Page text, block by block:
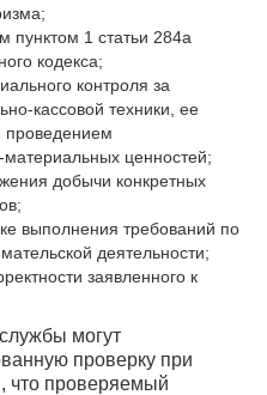
пунктом 1 статьи 284a
кодекса;
контроля за
кассовой техники, ее
ценностей;
добычи конкретных
выполнения требований по
деятельности;
заявленного к
могут
проверку при
что проверяемый